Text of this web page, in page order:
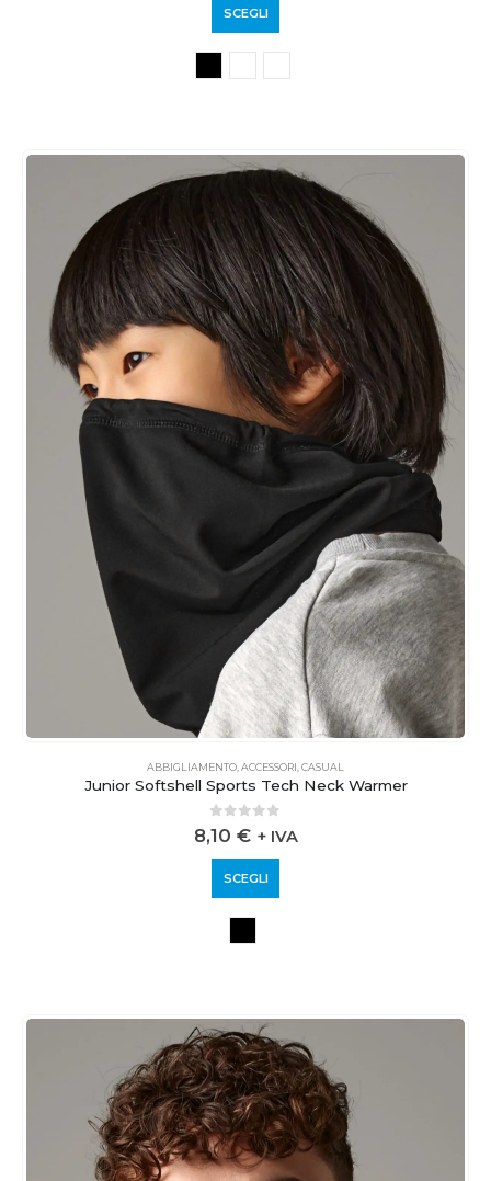
SCEGLI
ABBIGLIAMENTO ACCESSORI CASUAL
Junior Softshell Sports Tech Neck Warmer
0 out of 5
8,10 € + IVA
SCEGLI